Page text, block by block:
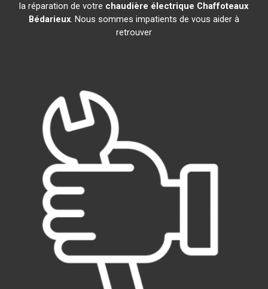
la réparation de votre chaudière électrique Chaffoteaux
Bédarieux. Nous sommes impatients de vous aider à
retrouver